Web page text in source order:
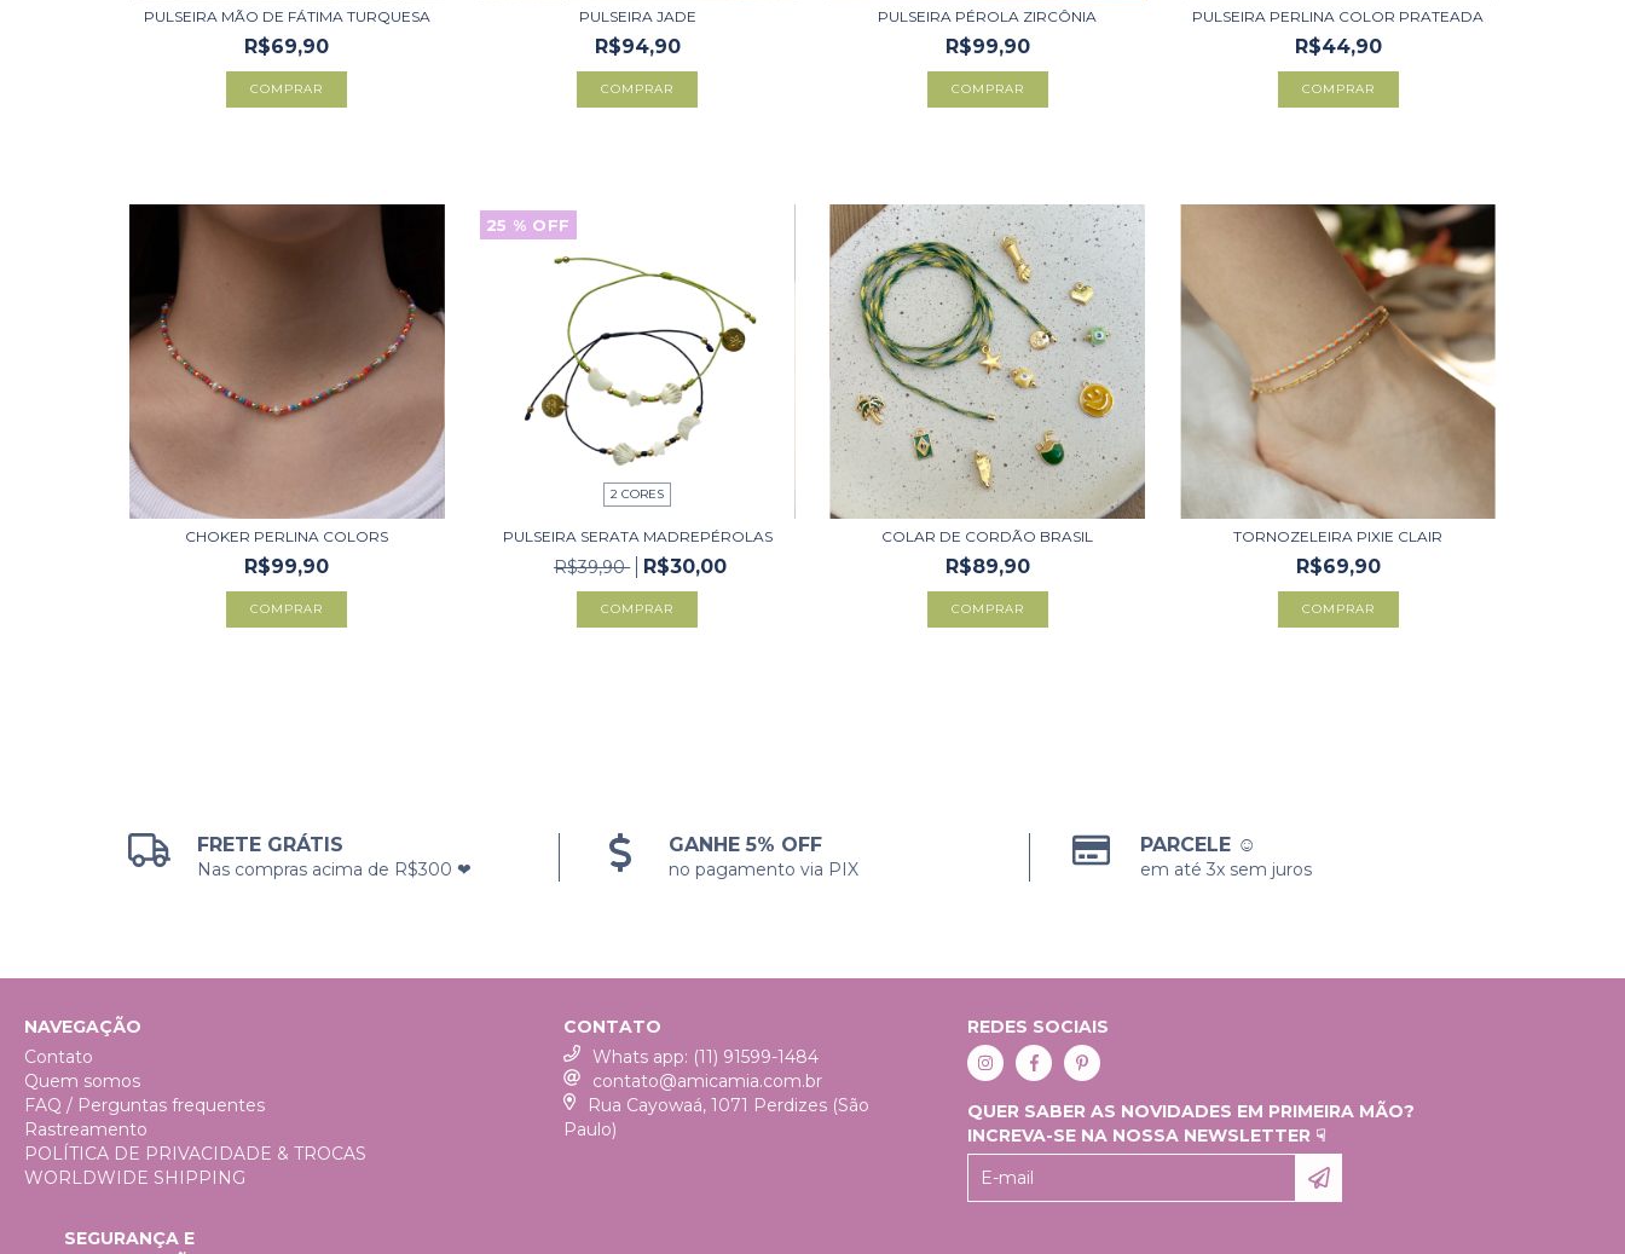
PULSEIRA MÃO DE FÁTIMA TURQUESA
R$69,90
COMPRAR
PULSEIRA JADE
R$94,90
COMPRAR
PULSEIRA PÉROLA ZIRCÔNIA
R$99,90
COMPRAR
PULSEIRA PERLINA COLOR PRATEADA
R$44,90
CHOKER PERLINA COLORS
R$99,90
25 % OFF
2 CORES
PULSEIRA SERATA MADREPÉROLAS
R$39,90 R$30,00
COMPRAR
COLAR DE CORDÃO BRASIL
R$89,90
COMPRAR
TORNOZELEIRA PIXIE CLAIR
R$69,90
FRETE GRÁTIS
Nas compras acima de R$300 ❤
GANHE 5% OFF
no pagamento via PIX
PARCELE ☺
em até 3x sem juros
NAVEGAÇÃO
Contato
Quem somos
FAQ / Perguntas frequentes
Rastreamento
POLÍTICA DE PRIVACIDADE & TROCAS
WORLDWIDE SHIPPING
CONTATO
Whats app: (11) 91599-1484
contato@amicamia.com.br
Rua Cayowaá, 1071 Perdizes (São
Paulo)
REDES SOCIAIS
QUER SABER AS NOVIDADES EM PRIMEIRA MÃO?
INCREVA-SE NA NOSSA NEWSLETTER ☟
SEGURANÇA E